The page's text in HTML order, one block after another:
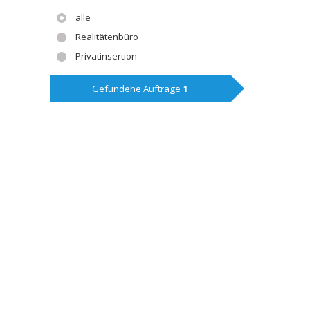
alle
Realitätenbüro
Privatinsertion
Gefundene Aufträge 1